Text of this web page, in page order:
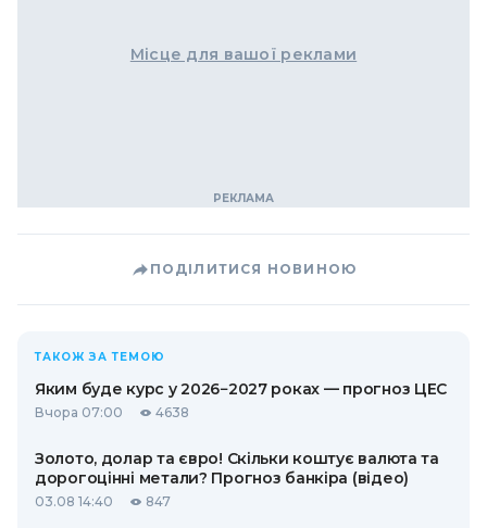
Місце для вашої реклами
ПОДІЛИТИСЯ НОВИНОЮ
ТАКОЖ ЗА ТЕМОЮ
Яким буде курс у 2026−2027 роках — прогноз ЦЕС
Вчора 07:00 4638
Золото, долар та євро! Скільки коштує валюта та
дорогоцінні метали? Прогноз банкіра (відео)
03.08 14:40 847